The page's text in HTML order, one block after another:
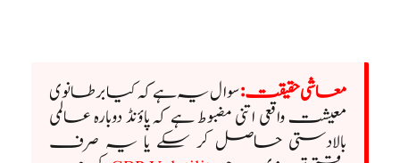
معاشی حقیقت:سوال یہ ہے کہ کیا برطانوی
معیشت واقعی اتنی مضبوط ہے کہ پاؤنڈ دوبارہ عالمی
بالادستی حاصل کر سکے یا یہ صرف